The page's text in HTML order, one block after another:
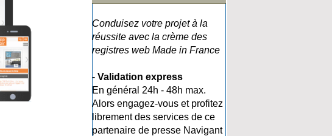
Conduisez votre projet à la
réussite avec la crème des
registres web Made in France
- Validation express
En général 24h - 48h max.
Alors engagez-vous et profitez
librement des services de ce
partenaire de presse Navigant